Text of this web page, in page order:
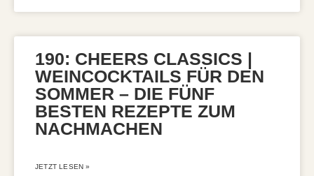
190: CHEERS CLASSICS |
WEINCOCKTAILS FÜR DEN
SOMMER – DIE FÜNF
BESTEN REZEPTE ZUM
NACHMACHEN
JETZT LESEN »